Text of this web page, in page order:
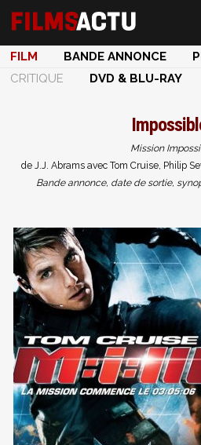
FILM BANDE ANNONCE
CRITIQUE
DVD & BLU-RAY
Mission
de J.J. Abrams avec Tom Cruise, Philip
Bande annonce, date de sortie,